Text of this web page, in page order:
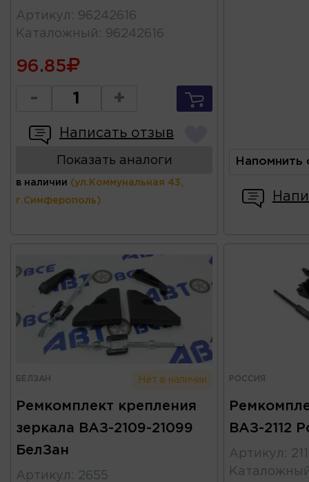
Артикул : 96242616
Каталожный : 96242616
96.85
- +
Написать отзыв
Показать аналоги
в наличии (ул.Коммунальная 43,
г.Симферополь)
Напомнить
БЕЛЗАН Нет в наличии
Ремкомплект крепления
зеркала ВАЗ-2109-21099
БелЗан
Артикул : 2655
РОССИЯ
ВАЗ-2112
Артикул :